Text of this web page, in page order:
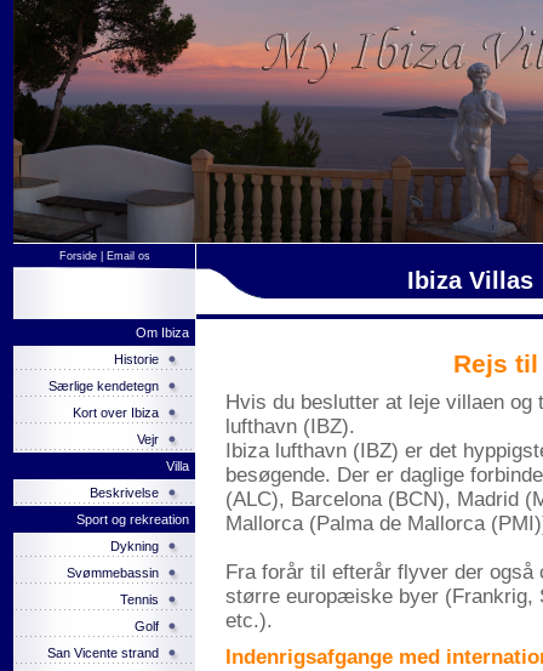
Forside| Email os
Ibiza Villas
Om Ibiza
Historie
Særlige kendetegn
Kort over Ibiza
Vejr
Villa
Beskrivelse
Sport og rekreation
Dykning
Svømmebassin
Tennis
Golf
San Vicente strand
Rejs
Hvis du beslutter at leje villaen
lufthavn (IBZ).
Ibiza lufthavn (IBZ) er det
besøgende. Der er daglige
(ALC), Barcelona (BCN), Madrid
Mallorca (Palma de Mallorca
Fra forår til efterår flyver der
større europæiske byer (Frankrig,
etc.).
Indenrigsafgange med